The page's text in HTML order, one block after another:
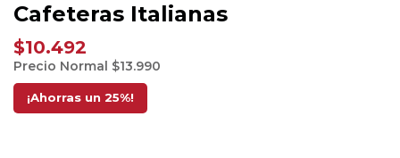
Cafeteras Italianas
$10.492
Precio Normal $13.990
¡Ahorras un 25%!